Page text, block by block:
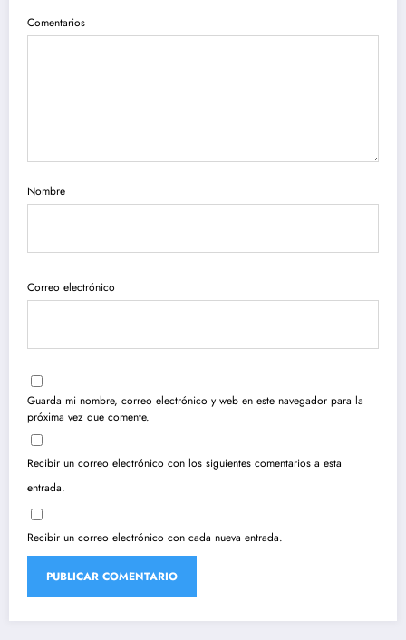
Comentarios
Nombre
Correo electrónico
Guarda mi nombre, correo electrónico y web en este navegador para la
próxima vez que comente.
Recibir un correo electrónico con los siguientes comentarios a esta
entrada.
Recibir un correo electrónico con cada nueva entrada.